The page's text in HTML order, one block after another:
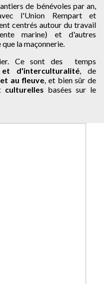
de bénévoles par an,
l'Union Rempart et
centrés autour du travail
marine) et d'autres
la maçonnerie.
Ce sont des temps
d'interculturalité, de
au fleuve , et bien sûr de
culturelles basées sur le